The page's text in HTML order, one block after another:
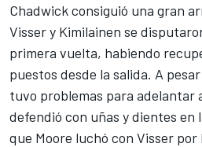
Chadwick consiguió una gran
Visser y Kimilainen se
primera vuelta, habiendo
puestos desde la salida. A
tuvo problemas para adelantar
defendió con uñas y dientes en
que Moore luchó con Visser